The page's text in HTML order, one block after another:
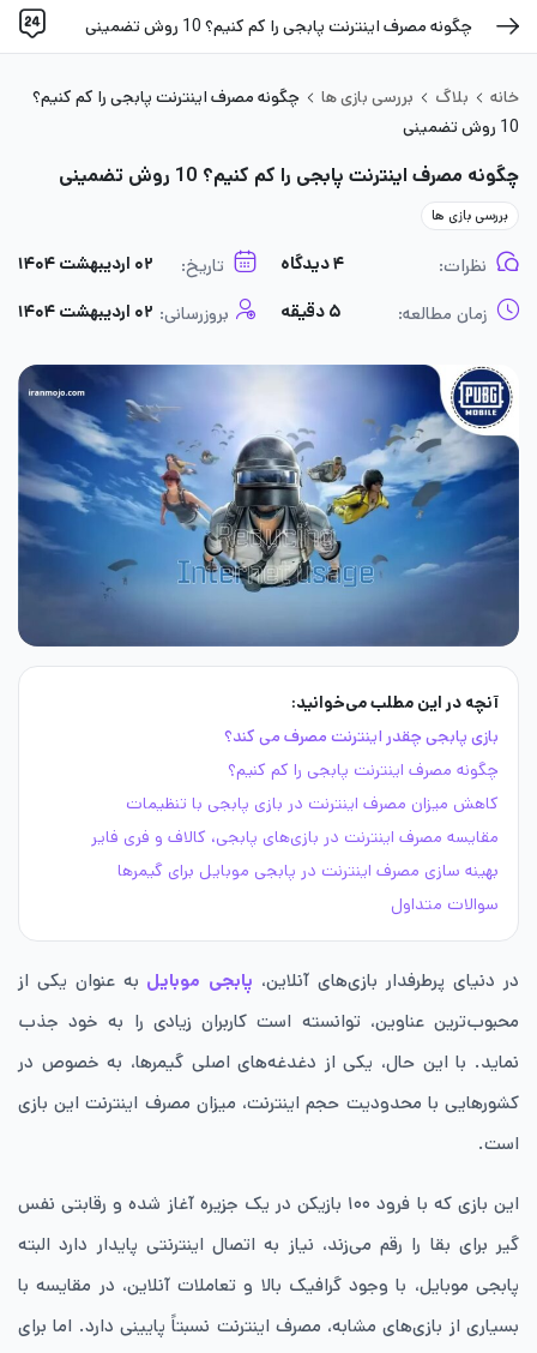
چگونه مصرف اینترنت پابجی را کم کنیم؟ 10 روش تضمینی
خانه بلاگ بررسی بازی ها
چگونه مصرف اینترنت پابجی را کم کنیم؟
10 روش تضمینی
چگونه مصرف اینترنت پابجی را کم کنیم؟ 10 روش تضمینی
بررسی بازی ها
نظرات: ۴ دیدگاه تاریخ: ۰۲ اردیبهشت ۱۴۰۴
زمان مطالعه: ۵ دقیقه بروزرسانی: ۰۲ اردیبهشت ۱۴۰۴
آنچه در این مطلب می‌خوانید:
بازی پابجی چقدر اینترنت مصرف می کند؟
چگونه مصرف اینترنت پابجی را کم کنیم؟
کاهش میزان مصرف اینترنت در بازی پابجی با تنظیمات
مقایسه مصرف اینترنت در بازی‌های پابجی، کالاف و فری فایر
بهینه‌ سازی مصرف اینترنت در پابجی موبایل برای گیمرها
سوالات متداول
در دنیای پرطرفدار بازی‌های آنلاین، پابجی موبایل به عنوان یکی از
محبوب‌ترین عناوین، توانسته است کاربران زیادی را به خود جذب
نماید. با این حال، یکی از دغدغه‌های اصلی گیمرها، به خصوص در
کشورهایی با محدودیت حجم اینترنت، میزان مصرف اینترنت این بازی
است.
این بازی که با فرود ۱۰۰ بازیکن در یک جزیره آغاز شده و رقابتی نفس
‌گیر برای بقا را رقم می‌زند، نیاز به اتصال اینترنتی پایدار دارد البته
پابجی موبایل، با وجود گرافیک بالا و تعاملات آنلاین، در مقایسه با
بسیاری از بازی‌های مشابه، مصرف اینترنت نسبتاً پایینی دارد. اما برای